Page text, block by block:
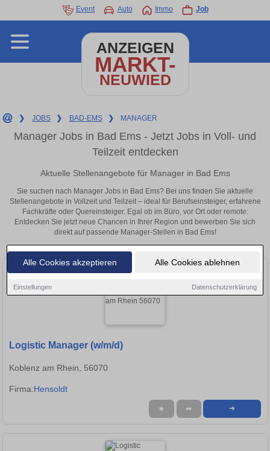
Alle Cookies akzeptieren Alle Cookies ablehnen
Einstellungen Datenschutzerklärung
Event Auto Immo Job
ANZEIGEN
MARKT-
NEUWIED
❯ JOBS ❯ BAD-EMS ❯ MANAGER
Manager Jobs in Bad Ems - Jetzt Jobs in Voll- und
Teilzeit entdecken
Aktuelle Stellenangebote für Manager in Bad Ems
Sie suchen nach Manager Jobs in Bad Ems? Bei uns finden Sie aktuelle
Stellenangebote in Vollzeit und Teilzeit – ideal für Berufseinsteiger, erfahrene
Fachkräfte oder Quereinsteiger. Egal ob im Büro, vor Ort oder remote:
Entdecken Sie jetzt neue Chancen in Ihrer Region und bewerben Sie sich
direkt auf passende Manager-Stellen in Bad Ems!
Logistic Manager (w/m/d)
Koblenz am Rhein, 56070
Firma:Hensoldt
★ ➦ ➜